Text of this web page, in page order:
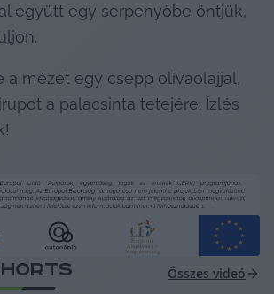
együtt egy serpenyőbe öntjük,
a mézet egy csepp olívaolajjal,
a palacsinta tetejére. Ízlés
Összes videó